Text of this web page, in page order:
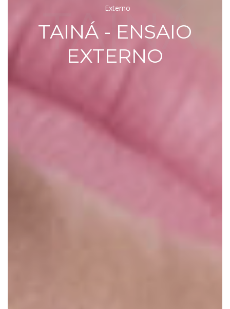
TAINÁ - ENSAIO
EXTERNO
TAINÁ
-
ENSAI
O